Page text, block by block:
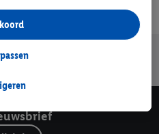
Nieuwsbrief
webshop klant
het verzamelen en
het tonen van
en buiten de Lidl-diensten.
in de winkel ook voor de
ons voor het personaliseren